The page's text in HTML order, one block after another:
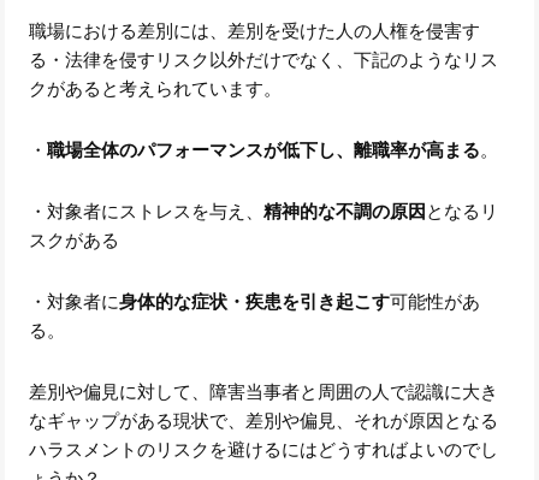
職場における差別には、差別を受けた人の人権を侵害す
る・法律を侵すリスク以外だけでなく、下記のようなリス
クがあると考えられています。
・職場全体のパフォーマンスが低下し、離職率が高まる。
・対象者にストレスを与え、精神的な不調の原因となるリ
スクがある
・対象者に身体的な症状・疾患を引き起こす可能性があ
る。
差別や偏見に対して、障害当事者と周囲の人で認識に大き
なギャップがある現状で、差別や偏見、それが原因となる
ハラスメントのリスクを避けるにはどうすればよいのでし